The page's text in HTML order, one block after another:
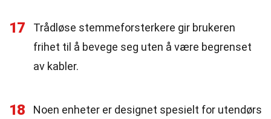
17
Trådløse stemmeforsterkere gir brukeren
frihet til å bevege seg uten å være begrenset
av kabler.
18
Noen enheter er designet spesielt for utendørs